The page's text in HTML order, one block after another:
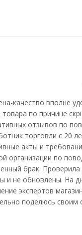
качество вполне
по причине
отзывов по
торговли с 20
акты и
организации по
брак.
и не обновлены. На
экспертов
поделюсь